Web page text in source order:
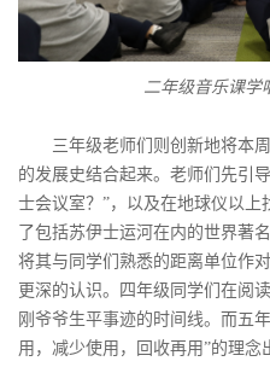
二年级音乐课学
三年级老师们则创新地将本
的发展史结合起来。老师们先引
士会议室？”，以及在地球仪以
了包括苏伊士运河在内的世界著
将其与同学们熟悉的距离单位作
更深的认识。四年级同学们在阅
刚爷爷生平事迹的时间线。而五
用，减少使用，回收再用”的理